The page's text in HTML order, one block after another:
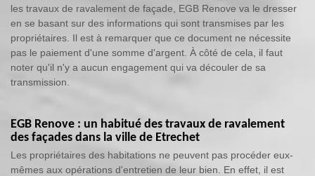
les travaux de ravalement de façade, EGB Renove va le dresser
en se basant sur des informations qui sont transmises par les
propriétaires. Il est à remarquer que ce document ne nécessite
pas le paiement d'une somme d'argent. À côté de cela, il faut
noter qu'il n'y a aucun engagement qui va découler de sa
transmission.
EGB Renove : un habitué des travaux de ravalement
des façades dans la ville de Etrechet
Les propriétaires des habitations ne peuvent pas procéder eux-
mêmes aux opérations d'entretien de leur bien. En effet, il est